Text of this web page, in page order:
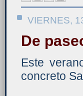
VIERNES,
De
Este
concreto